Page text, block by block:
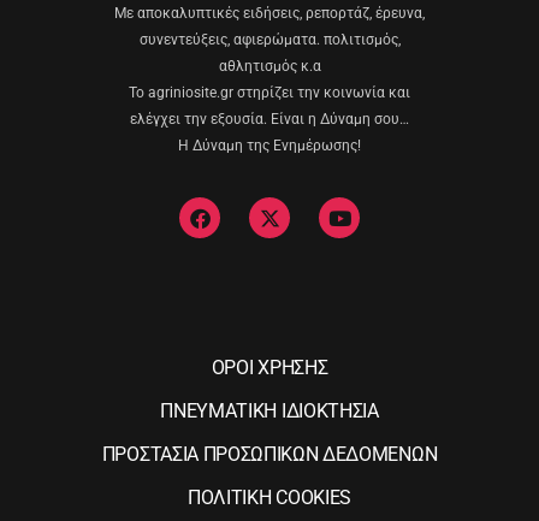
Με αποκαλυπτικές ειδήσεις, ρεπορτάζ, έρευνα,
συνεντεύξεις, αφιερώματα. πολιτισμός,
αθλητισμός κ.α
Το agriniosite.gr στηρίζει την κοινωνία και
ελέγχει την εξουσία. Είναι η Δύναμη σου…
Η Δύναμη της Ενημέρωσης!
ΟΡΟΙ ΧΡΗΣΗΣ
ΠΝΕΥΜΑΤΙΚΗ ΙΔΙΟΚΤΗΣΙΑ
ΠΡΟΣΤΑΣΙΑ ΠΡΟΣΩΠΙΚΩΝ ΔΕΔΟΜΕΝΩΝ
ΠΟΛΙΤΙΚΗ COOKIES